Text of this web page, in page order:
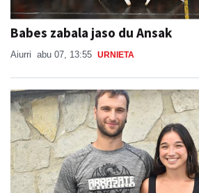
Babes zabala jaso du Ansak
Aiurri abu 07, 13:55 URNIETA